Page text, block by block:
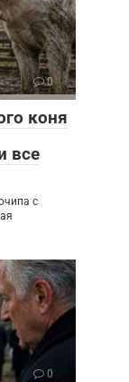
0
коня
все
с
0